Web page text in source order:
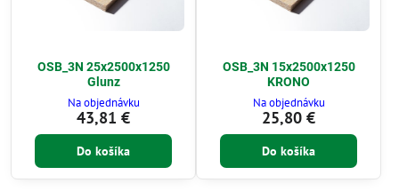
OSB_3N 25x2500x1250
Glunz
Na objednávku
43,81 €
Do košíka
OSB_3N 15x2500x1250
KRONO
Na objednávku
25,80 €
Do košíka